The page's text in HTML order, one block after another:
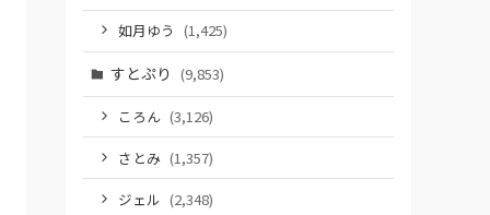
如月ゆう (1,425)
すとぷり (9,853)
ころん (3,126)
さとみ (1,357)
ジェル (2,348)